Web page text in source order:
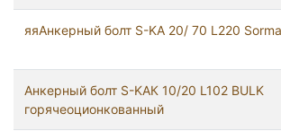
яяАнкерный болт S-KA 20/ 70 L220
Анкерный болт S-KAК 10/20 L102 BULK
горячеоционкованный